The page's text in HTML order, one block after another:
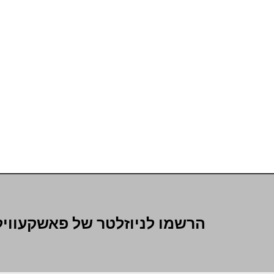
הרשמו לניוזלטר של